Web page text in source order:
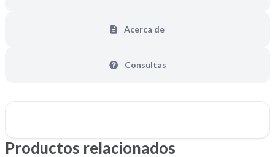
Acerca de
Consultas
Productos relacionados